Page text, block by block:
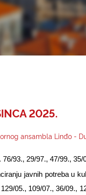
2025.
ansambla Linđo -
93., 29/97., 47/99.,
javnih potreba u
05., 109/07., 36/09.,